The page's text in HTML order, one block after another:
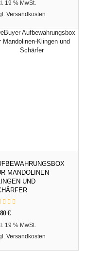
19 % MwSt.
Versandkosten
MANDOLINEN-
UND
€
19 % MwSt.
Versandkosten